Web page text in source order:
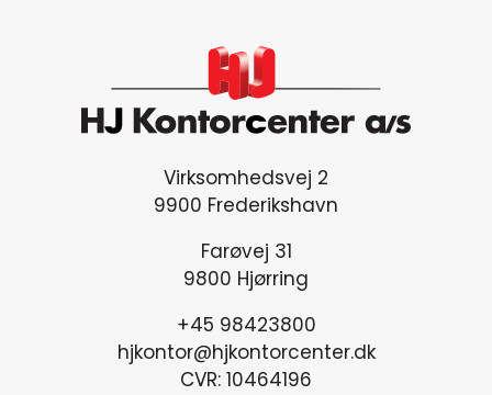
Virksomhedsvej 2
9900 Frederikshavn
Farøvej 31
9800 Hjørring
+45 98423800
hjkontor@hjkontorcenter.dk
CVR: 10464196